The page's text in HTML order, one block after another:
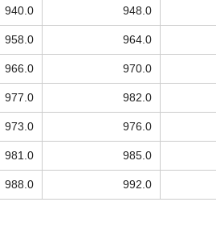
940.0 948.0
958.0 964.0
966.0 970.0
977.0 982.0
973.0 976.0
981.0 985.0
988.0 992.0